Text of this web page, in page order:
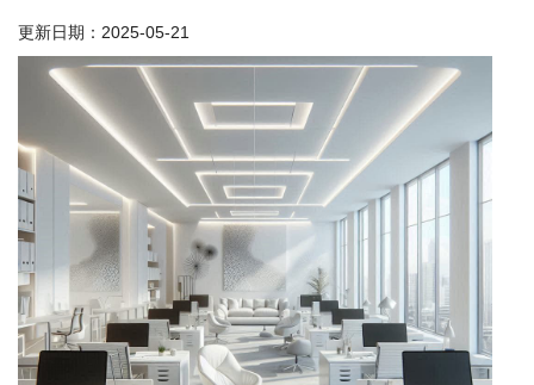
更新日期： 2025-05-21